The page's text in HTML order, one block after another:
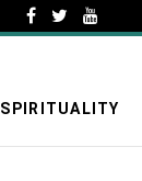
SPIRITUALITY